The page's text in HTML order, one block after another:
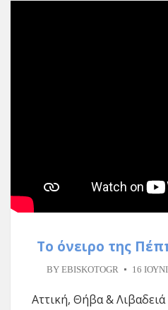
Το όνειρο της
BY EBISKOTOGR 16
Αττική, Θήβα &